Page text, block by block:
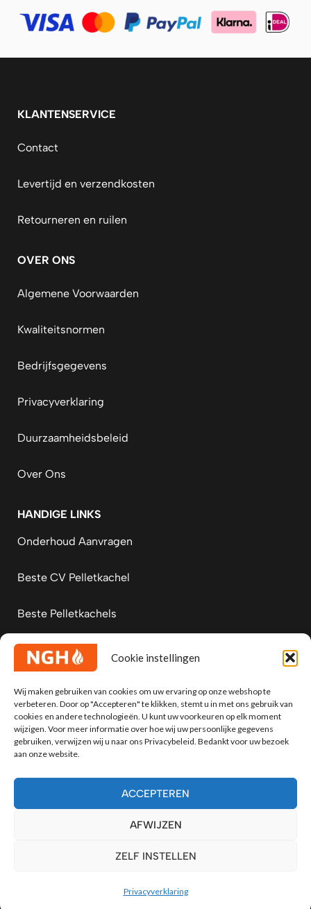
Cookie instellingen
Wij maken gebruiken van cookies om uw ervaring op onze webshop te
verbeteren. Door op "Accepteren" te klikken, stemt u in met ons gebruik van
cookies en andere technologieën. U kunt uw voorkeuren op elk moment
wijzigen. Voor meer informatie over hoe wij uw persoonlijke gegevens
gebruiken, verwijzen wij u naar ons Privacybeleid. Bedankt voor uw bezoek
aan onze website.
ACCEPTEREN
AFWIJZEN
ZELF INSTELLEN
Privacyverklaring
KLANTENSERVICE
Contact
Levertijd en verzendkosten
Retourneren en ruilen
OVER ONS
Algemene Voorwaarden
Kwaliteitsnormen
Bedrijfsgegevens
Privacyverklaring
Duurzaamheidsbeleid
Over Ons
HANDIGE LINKS
Onderhoud Aanvragen
Beste CV Pelletkachel
Beste Pelletkachels
Vermogen houtkachel berekenen
Hoeveel kW Pelletkachel
Alfa Plam verkooppunten
Next Generation Heating (NGH) B.V. - KvK:
88005925 - BTW nr: NL864474362B01
Copyright © 2026 NGH, Alle Rechten